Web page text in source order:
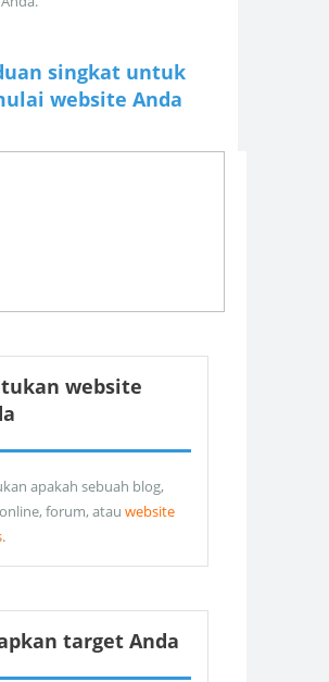
singkat untuk
website Anda
website
apakah sebuah blog,
forum, atau website
.
target Anda